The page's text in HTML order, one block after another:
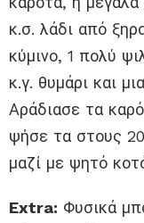
κ.σ. λάδι από
κύμινο, 1 πολύ
κ.γ. θυμάρι και
Αράδιασε τα
ψήσε τα στους
μαζί με ψητό
Extra: Φυσικά